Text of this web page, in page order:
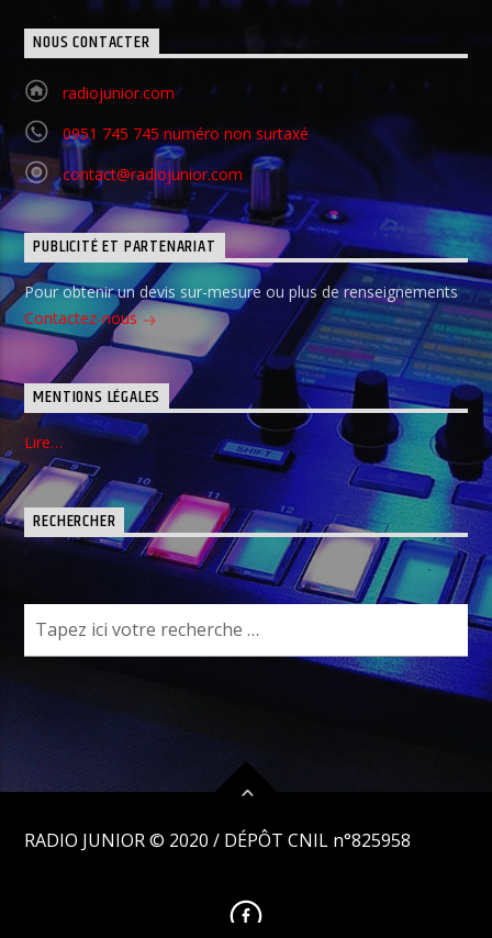
NOUS CONTACTER
radiojunior.com
0951 745 745 numéro non surtaxé
contact@radiojunior.com
PUBLICITÉ ET PARTENARIAT
Pour obtenir un devis sur-mesure ou plus de renseignements
Contactez-nous
MENTIONS LÉGALES
Lire…
RECHERCHER
RADIO JUNIOR © 2020 / DÉPÔT CNIL n°825958